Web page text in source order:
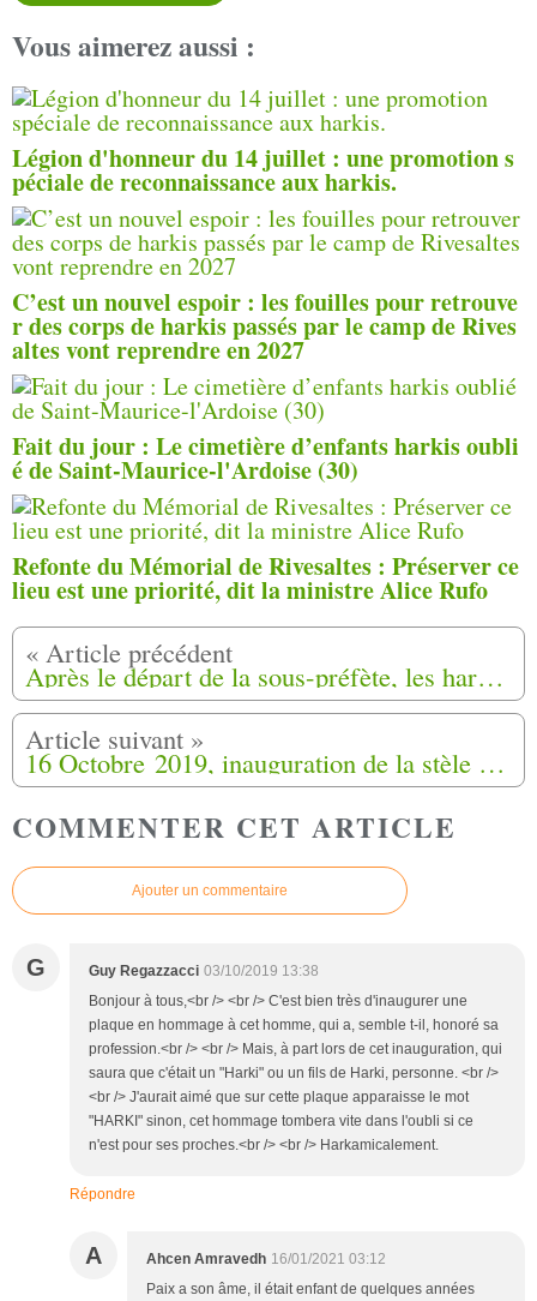
Vous aimerez aussi :
Légion d'honneur du 14 juillet : une promotion s
péciale de reconnaissance aux harkis.
C’est un nouvel espoir : les fouilles pour retrouve
r des corps de harkis passés par le camp de Rives
altes vont reprendre en 2027
Fait du jour : Le cimetière d’enfants harkis oubli
é de Saint-Maurice-l'Ardoise (30)
Refonte du Mémorial de Rivesaltes : Préserver ce
lieu est une priorité, dit la ministre Alice Rufo
Après le départ de la sous-préfète, les harkis veulent organiser une nouvelle cérémonie à Louviers (27)
16 Octobre 2019, inauguration de la stèle des Harkis de Saint-Tropez (83)
COMMENTER CET ARTICLE
Ajouter un commentaire
G Guy Regazzacci 03/10/2019 13:38
Bonjour à tous,<br /> <br /> C'est bien très d'inaugurer une
plaque en hommage à cet homme, qui a, semble t-il, honoré sa
profession.<br /> <br /> Mais, à part lors de cet inauguration, qui
saura que c'était un "Harki" ou un fils de Harki, personne. <br />
<br /> J'aurait aimé que sur cette plaque apparaisse le mot
"HARKI" sinon, cet hommage tombera vite dans l'oubli si ce
n'est pour ses proches.<br /> <br /> Harkamicalement.
Répondre
A Ahcen Amravedh 16/01/2021 03:12
Paix a son âme, il était enfant de quelques années